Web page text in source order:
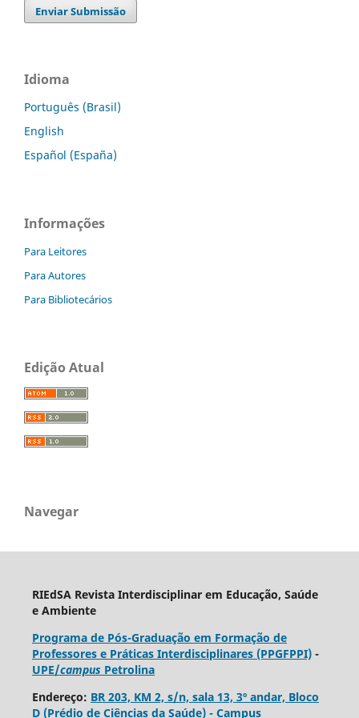
Enviar Submissão
Idioma
Português (Brasil)
English
Español (España)
Informações
Para Leitores
Para Autores
Para Bibliotecários
Edição Atual
Navegar
RIEdSA Revista Interdisciplinar em Educação, Saúde
e Ambiente
Programa de Pós-Graduação em Formação de
Professores e Práticas Interdisciplinares (PPGFPPI)-
UPE/campusPetrolina
Endereço: BR 203, KM 2, s/n, sala 13, 3º andar, Bloco
D (Prédio de Ciências da Saúde) - Campus